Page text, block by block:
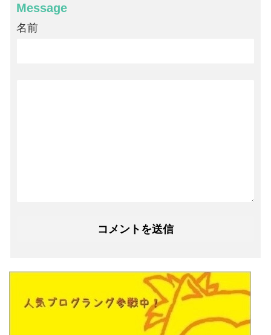
Message
名前